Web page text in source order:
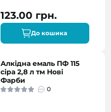
123.00 грн.
До кошика
Алкідна емаль ПФ 115
сіра 2,8 л тм Нові
Фарби
0